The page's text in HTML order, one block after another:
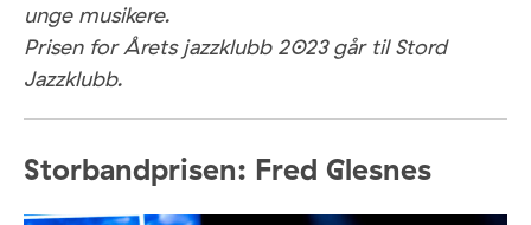
unge musikere.
Prisen for Årets jazzklubb 2023 går til Stord
Jazzklubb.
Storbandprisen: Fred Glesnes